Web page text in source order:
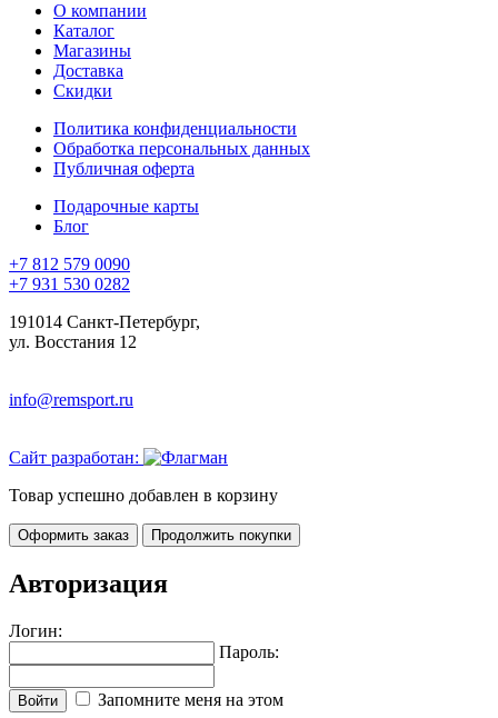
О компании
Каталог
Магазины
Доставка
Скидки
Политика конфиденциальности
Обработка персональных данных
Публичная оферта
Подарочные карты
Блог
+7 812 579 0090
+7 931 530 0282
191014 Санкт-Петербург,
ул. Восстания 12
info@remsport.ru
Сайт разработан:
Товар успешно добавлен в корзину
Оформить заказ Продолжить покупки
Авторизация
Логин:
Пароль:
Войти
Запомните меня на этом